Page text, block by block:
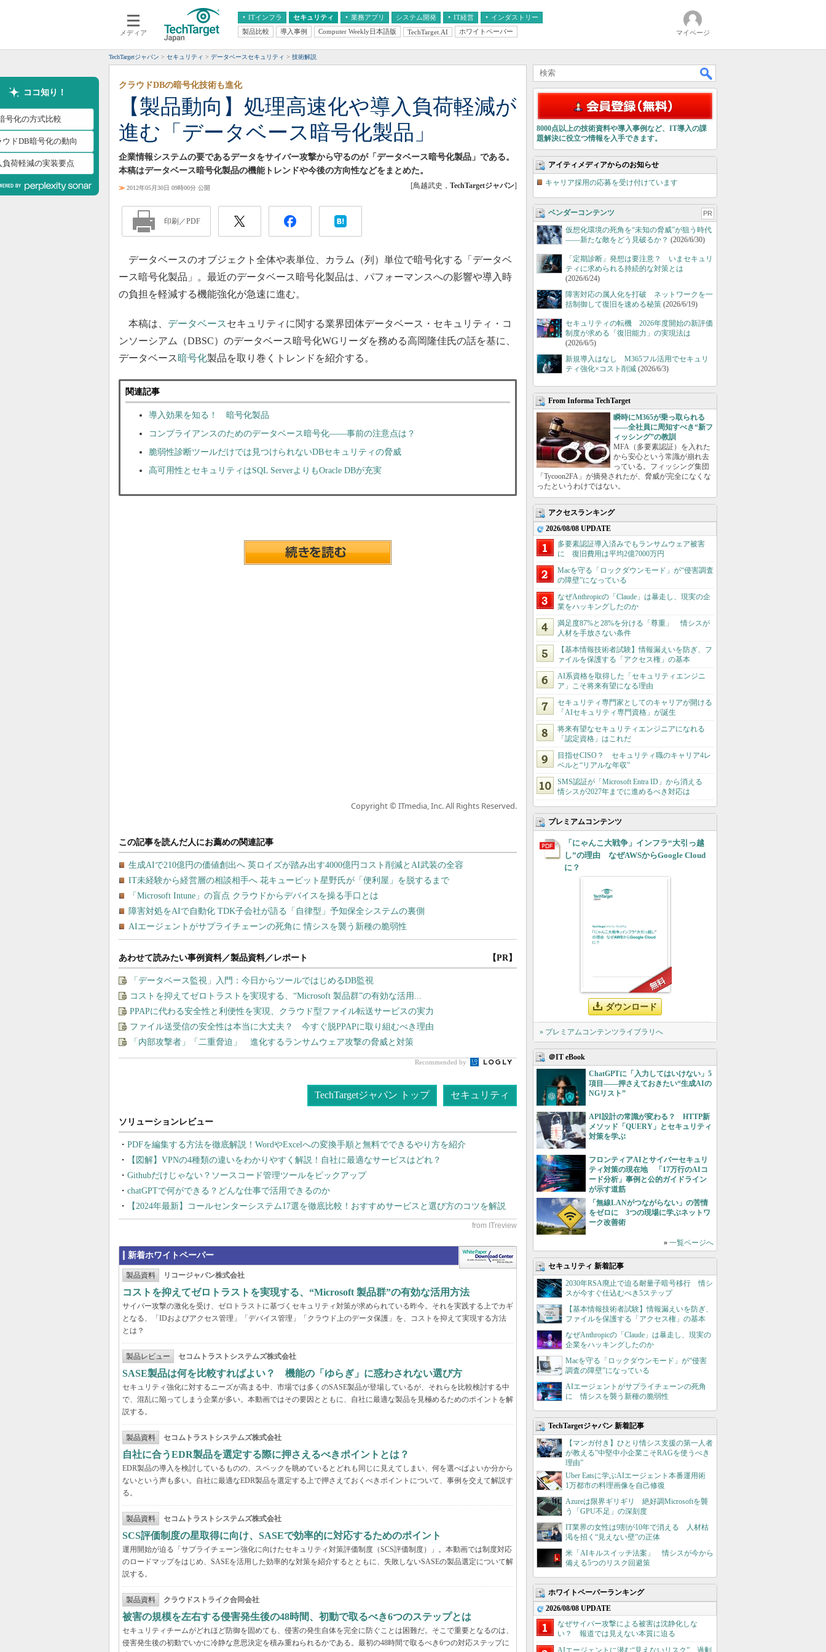
メディア
ITインフラ
クラウド
スマートモバイル
ネットワーク
システム運用管理
セキュリティ 業務アプリ
エンタープライズAI
ERP
CX
情報系システム
システム開発 IT経営
経営とIT
インダストリー
医療IT
製品比較 導入事例 Computer Weekly日本語版 TechTarget.AI ホワイトペーパー マイページ
TechTargetジャパン セキュリティ データベースセキュリティ 技術解説
ココ知り！
号化の方式比較
ウドDB暗号化の動向
負荷軽減の実装要点
【製品動向】処理高速化や導入負荷軽減が
進む「データベース暗号化製品」
クラウドDBの暗号化技術も進化
企業情報システムの要であるデータをサイバー攻撃から守るのが「データベース暗号化製品」である。
本稿はデータベース暗号化製品の機能トレンドや今後の方向性などをまとめた。
≫ 2012年05月30日 09時00分 公開 [鳥越武史， TechTargetジャパン]
印刷／PDF
データベースのオブジェクト全体や表単位、カラム（列）単位で暗号化する「データベ
ース暗号化製品」。最近のデータベース暗号化製品は、パフォーマンスへの影響や導入時
の負担を軽減する機能強化が急速に進む。
本稿は、 データベースセキュリティに関する業界団体データベース・セキュリティ・コ
ンソーシアム（DBSC）のデータベース暗号化WGリーダを務める高岡隆佳氏の話を基に、
データベース暗号化製品を取り巻くトレンドを紹介する。
関連記事
導入効果を知る！ 暗号化製品
コンプライアンスのためのデータベース暗号化――事前の注意点は？
脆弱性診断ツールだけでは見つけられないDBセキュリティの脅威
高可用性とセキュリティはSQL ServerよりもOracle DBが充実
Copyright © ITmedia, Inc. All Rights Reserved.
あわせて読みたい事例資料／製品資料／レポート 【PR】
「データベース監視」入門：今日からツールではじめるDB監視
コストを抑えてゼロトラストを実現する、“Microsoft 製品群”の有効な活用...
PPAPに代わる安全性と利便性を実現、クラウド型ファイル転送サービスの実力
ファイル送受信の安全性は本当に大丈夫？ 今すぐ脱PPAPに取り組むべき理由
「内部攻撃者」「二重脅迫」 進化するランサムウェア攻撃の脅威と対策
Recommended by
TechTargetジャパン トップ セキュリティ
PDFを編集する方法を徹底解説！WordやExcelへの変換手順と無料でできるやり方を紹介
【図解】VPNの4種類の違いをわかりやすく解説！自社に最適なサービスはどれ？
Githubだけじゃない？ソースコード管理ツールをピックアップ
chatGPTで何ができる？どんな仕事で活用できるのか
【2024年最新】コールセンターシステム17選を徹底比較！おすすめサービスと選び方のコツを解説
新着ホワイトペーパー
製品資料 リコージャパン株式会社
コストを抑えてゼロトラストを実現する、“Microsoft 製品群”の有効な活用方法
サイバー攻撃の激化を受け、ゼロトラストに基づくセキュリティ対策が求められている昨今。それを実践する上でカギ
となる、「IDおよびアクセス管理」「デバイス管理」「クラウド上のデータ保護」を、コストを抑えて実現する方法
とは？
製品レビュー セコムトラストシステムズ株式会社
SASE製品は何を比較すればよい？ 機能の「ゆらぎ」に惑わされない選び方
セキュリティ強化に対するニーズが高まる中、市場では多くのSASE製品が登場しているが、それらを比較検討する中
で、混乱に陥ってしまう企業が多い。本動画ではその要因とともに、自社に最適な製品を見極めるためのポイントを解
説する。
製品資料 セコムトラストシステムズ株式会社
自社に合うEDR製品を選定する際に押さえるべきポイントとは？
EDR製品の導入を検討しているものの、スペックを眺めているとどれも同じに見えてしまい、何を選べばよいか分から
ないという声も多い。自社に最適なEDR製品を選定する上で押さえておくべきポイントについて、事例を交えて解説す
る。
製品資料 セコムトラストシステムズ株式会社
SCS評価制度の星取得に向け、SASEで効率的に対応するためのポイント
運用開始が迫る「サプライチェーン強化に向けたセキュリティ対策評価制度（SCS評価制度）」。本動画では制度対応
のロードマップをはじめ、SASEを活用した効率的な対策を紹介するとともに、失敗しないSASEの製品選定について解
説する。
製品資料 クラウドストライク合同会社
被害の規模を左右する侵害発生後の48時間、初動で取るべき6つのステップとは
セキュリティチームがどれほど防御を固めても、侵害の発生自体を完全に防ぐことは困難だ。そこで重要となるのは、
侵害発生後の初動でいかに冷静な意思決定を積み重ねられるかである。最初の48時間で取るべき6つの対応ステップに
8000点以上の技術資料や導入事例など、IT導入の課
題解決に役立つ情報を入手できます。
アイティメディアからのお知らせ
キャリア採用の応募を受け付けています
ベンダーコンテンツ PR
仮想化環境の死角を“未知の脅威”が狙う時代
――新たな敵をどう見破るか？ (2026/6/30)
「定期診断」発想は要注意？ いまセキュリ
ティに求められる持続的な対策とは
(2026/6/24)
障害対応の属人化を打破 ネットワークを一
括制御して復旧を速める秘策 (2026/6/19)
セキュリティの転機 2026年度開始の新評価
制度が求める「復旧能力」の実現法は
(2026/6/5)
新規導入はなし M365フル活用でセキュリ
ティ強化×コスト削減 (2026/6/3)
From Informa TechTarget
瞬時にM365が乗っ取られる
――全社員に周知すべき“新フ
ィッシング”の教訓
MFA（多要素認証）を入れた
から安心という常識が崩れ去
っている。フィッシング集団
「Tycoon2FA」が摘発されたが、脅威が完全になくな
ったというわけではない。
アクセスランキング
2026/08/08 UPDATE
多要素認証導入済みでもランサムウェア被害
に 復旧費用は平均2億7000万円
Macを守る「ロックダウンモード」が“侵害調査
の障壁”になっている
なぜAnthropicの「Claude」は暴走し、現実の企
業をハッキングしたのか
満足度87%と28%を分ける「尊重」 情シスが
人材を手放さない条件
【基本情報技術者試験】情報漏えいを防ぎ、フ
ァイルを保護する「アクセス権」の基本
AI系資格を取得した「セキュリティエンジニ
ア」こそ将来有望になる理由
セキュリティ専門家としてのキャリアが開ける
「AIセキュリティ専門資格」が誕生
将来有望なセキュリティエンジニアになれる
「認定資格」はこれだ
目指せCISO？ セキュリティ職のキャリア4レ
ベルと“リアルな年収”
SMS認証が「Microsoft Entra ID」から消える
情シスが2027年までに進めるべき対応は
プレミアムコンテンツ
「にゃんこ大戦争」インフラ“大引っ越
し”の理由 なぜAWSからGoogle Cloud
に？
ダウンロード
» プレミアムコンテンツライブラリへ
＠IT eBook
ChatGPTに「入力してはいけない」5
項目――押さえておきたい“生成AIの
NGリスト”
API設計の常識が変わる？ HTTP新
メソッド「QUERY」とセキュリティ
対策を学ぶ
フロンティアAIとサイバーセキュリ
ティ対策の現在地 「17万行のAIコ
ード分析」事例と公的ガイドライン
が示す道筋
「無線LANがつながらない」の苦情
をゼロに 3つの現場に学ぶネットワ
ーク改善術
» 一覧ページへ
セキュリティ 新着記事
2030年RSA廃止で迫る耐量子暗号移行 情シ
スが今すぐ仕込むべき5ステップ
【基本情報技術者試験】情報漏えいを防ぎ、
ファイルを保護する「アクセス権」の基本
なぜAnthropicの「Claude」は暴走し、現実の
企業をハッキングしたのか
Macを守る「ロックダウンモード」が“侵害
調査の障壁”になっている
AIエージェントがサプライチェーンの死角
に 情シスを襲う新種の脆弱性
TechTargetジャパン 新着記事
【マンガ付き】ひとり情シス支援の第一人者
が教える”中堅中小企業こそRAGを使うべき
理由”
Uber Eatsに学ぶAIエージェント本番運用術
1万都市の料理画像を自己修復
Azureは限界ギリギリ 絶好調Microsoftを襲
う「GPU不足」の深刻度
IT業界の女性は9割が10年で消える 人材枯
渇を招く“見えない壁”の正体
米「AIキルスイッチ法案」 情シスが今から
備える5つのリスク回避策
ホワイトペーパーランキング
2026/08/08 UPDATE
なぜサイバー攻撃による被害は沈静化しな
い？ 報道では見えない本質に迫る
AIエージェントに潜む“見えないリスク”、過剰